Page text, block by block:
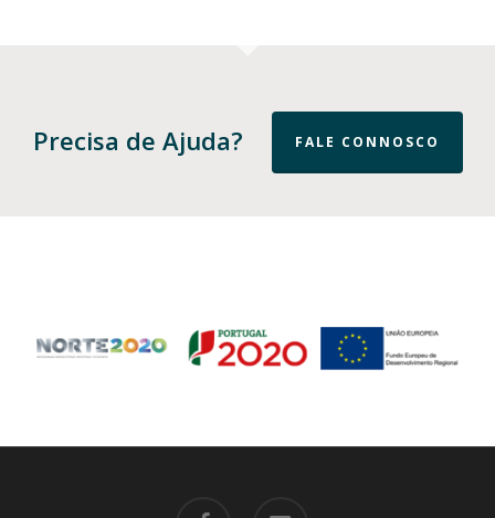
Precisa de Ajuda? FALE CONNOSCO
facebook